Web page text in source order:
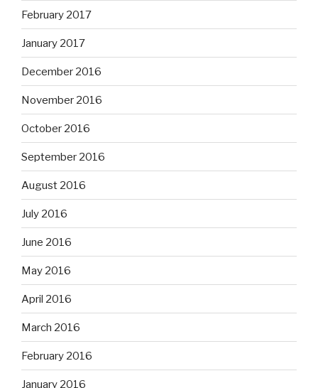
February 2017
January 2017
December 2016
November 2016
October 2016
September 2016
August 2016
July 2016
June 2016
May 2016
April 2016
March 2016
February 2016
January 2016